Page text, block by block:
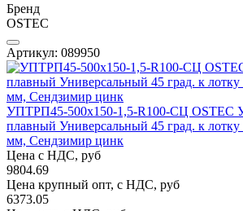
Бренд
OSTEC
Артикул: 089950
УПТРП45-500х150-1,5-R100-СЦ OSTEC
плавный Универсальный 45 град. к
мм, Сендзимир цинк
Цена с НДС, руб
9804.69
Цена крупный опт, с НДС, руб
6373.05